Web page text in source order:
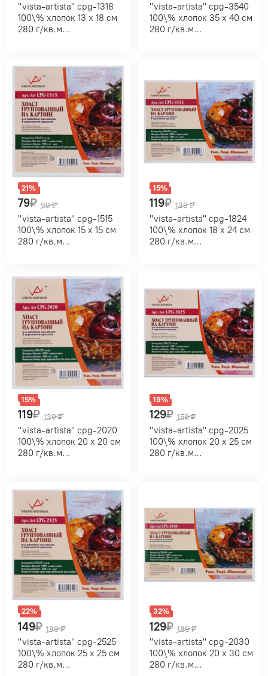
"vista-artista" cpg-1318
100\% хлопок 13 х 18 см
280 г/кв.м
"vista-artista" cpg-3540
100\% хлопок 35 х 40 см
280 г/кв.м
21%
79₽ 99₽
"vista-artista" cpg-1515
100\% хлопок 15 х 15 см
280 г/кв.м
15%
119₽ 139₽
"vista-artista" cpg-1824
100\% хлопок 18 х 24 см
280 г/кв.м
15%
119₽ 139₽
"vista-artista" cpg-2020
100\% хлопок 20 х 20 см
280 г/кв.м
19%
129₽ 159₽
"vista-artista" cpg-2025
100\% хлопок 20 х 25 см
280 г/кв.м
22%
149₽ 189₽
"vista-artista" cpg-2525
100\% хлопок 25 х 25 см
280 г/кв.м
32%
129₽ 189₽
"vista-artista" cpg-2030
100\% хлопок 20 х 30 см
280 г/кв.м